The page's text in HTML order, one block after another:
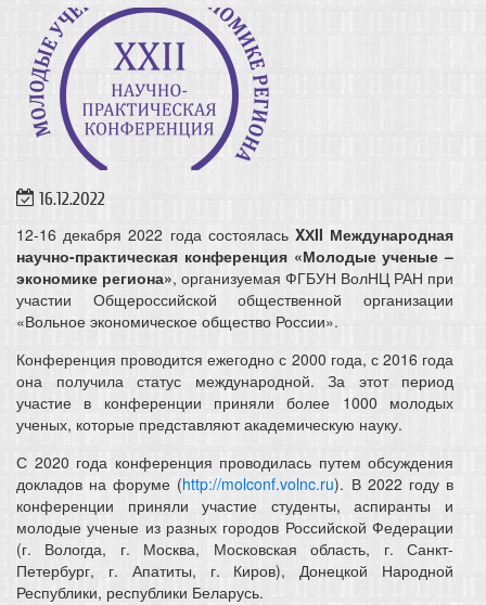
16.12.2022
12-16 декабря 2022 года состоялась XХII Международная
научно-практическая конференция «Молодые ученые –
экономике региона», организуемая ФГБУН ВолНЦ РАН при
участии Общероссийской общественной организации
«Вольное экономическое общество России».
Конференция проводится ежегодно с 2000 года, с 2016 года
она получила статус международной. За этот период
участие в конференции приняли более 1000 молодых
ученых, которые представляют академическую науку.
С 2020 года конференция проводилась путем обсуждения
докладов на форуме (http://molconf.volnc.ru). В 2022 году в
конференции приняли участие студенты, аспиранты и
молодые ученые из разных городов Российской Федерации
(г. Вологда, г. Москва, Московская область, г. Санкт-
Петербург, г. Апатиты, г. Киров), Донецкой Народной
Республики, республики Беларусь.